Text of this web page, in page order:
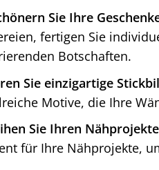
Sie Ihre
fertigen Sie
Botschaften.
Sie einzigartige
Motive, die Ihre
Sie Ihren
für Ihre Nähprojekte,